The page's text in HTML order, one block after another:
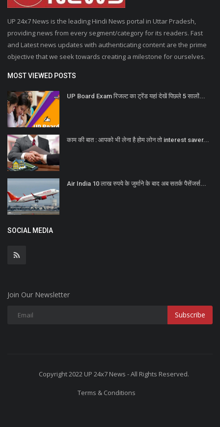
UP 24x7 News is the leading Hindi News portal in Uttar Pradesh,
providing news from every segment/category for its readers. Fast
and Latest news updates with authenticating content are the prime
objective that we seek towards creating a milestone for ourselves.
MOST VIEWED POSTS
UP Board Exam रिजल्ट का ट्रेंड यहां देखें पिछले 5 सालों...
काम की बात : आपको भी लेना है होम लोन तो interest saver...
Air India 10 लाख रुपये के जुर्माने के बाद अब सतर्क पैसेंजर्स...
SOCIAL MEDIA
Join Our Newsletter
Subscribe
Copyright 2022 UP 24x7 News - All Rights Reserved.
Terms & Conditions